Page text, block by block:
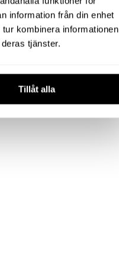
information från din enhet
kombinera informationen
tjänster.
Tillåt alla